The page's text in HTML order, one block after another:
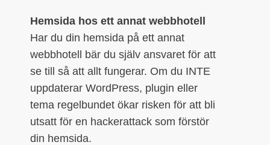
Hemsida hos ett annat webbhotell
Har du din hemsida på ett annat
webbhotell bär du själv ansvaret för att
se till så att allt fungerar. Om du INTE
uppdaterar WordPress, plugin eller
tema regelbundet ökar risken för att bli
utsatt för en hackerattack som förstör
din hemsida.